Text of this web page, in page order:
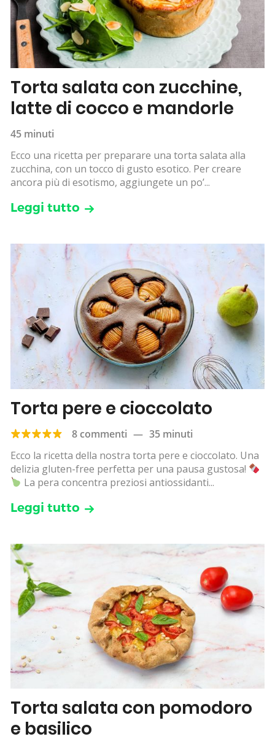
Torta salata con zucchine,
latte di cocco e mandorle
45 minuti
Ecco una ricetta per preparare una torta salata alla
zucchina, con un tocco di gusto esotico. Per creare
ancora più di esotismo, aggiungete un po’...
Leggi tutto
Torta pere e cioccolato
8 commenti — 35 minuti
Ecco la ricetta della nostra torta pere e cioccolato. Una
delizia gluten-free perfetta per una pausa gustosa!
La pera concentra preziosi antiossidanti...
Leggi tutto
Torta salata con pomodoro
e basilico